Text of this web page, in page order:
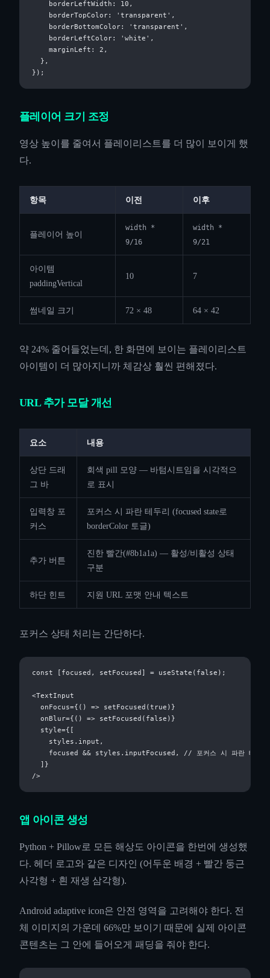
    borderLeftWidth: 10,
    borderTopColor: 'transparent',
    borderBottomColor: 'transparent',
    borderLeftColor: 'white',
    marginLeft: 2,
  },
플레이어 크기 조정
영상 높이를 줄여서 플레이리스트를 더 많이 보이게 했
다.
항목 이전 이후
플레이어 높이
width *
9/16
width *
9/21
아이템
paddingVertical
10 7
썸네일 크기 72 × 48 64 × 42
약 24% 줄어들었는데, 한 화면에 보이는 플레이리스트
아이템이 더 많아지니까 체감상 훨씬 편해졌다.
URL 추가 모달 개선
요소 내용
상단 드래
그 바
회색 pill 모양 — 바텀시트임을 시각적으
로 표시
입력창 포
커스
포커스 시 파란 테두리 (focused state로
borderColor 토글)
추가 버튼
진한 빨간(#8b1a1a) — 활성/비활성 상태
구분
하단 힌트 지원 URL 포맷 안내 텍스트
포커스 상태 처리는 간단하다.
const [focused, setFocused] = useState(false);
<TextInput
  onFocus={() => setFocused(true)}
  onBlur={() => setFocused(false)}
  style={[
    styles.input,
    focused && styles.inputFocused, // 포커스 시 파란 테두리
  ]}
앱 아이콘 생성
Python + Pillow로 모든 해상도 아이콘을 한번에 생성했
다. 헤더 로고와 같은 디자인 (어두운 배경 + 빨간 둥근
사각형 + 흰 재생 삼각형).
Android adaptive icon은 안전 영역을 고려해야 한다. 전
체 이미지의 가운데 66%만 보이기 때문에 실제 아이콘
콘텐츠는 그 안에 들어오게 패딩을 줘야 한다.